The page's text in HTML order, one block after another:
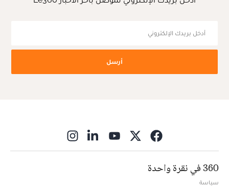
أرسل
360 في نقرة واحدة
سياسة